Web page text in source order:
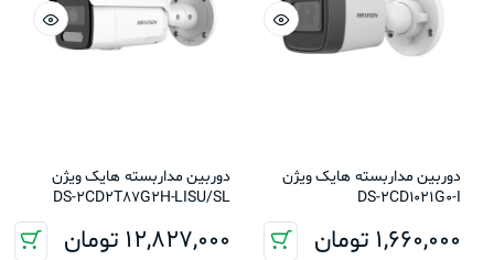
دوربین مداربسته هایک ویژن
DS-2CD1021G0-I
1,660,000 تومان
دوربین مداربسته هایک ویژن
DS-2CD2T87G2H-LISU/SL
12,827,000 تومان